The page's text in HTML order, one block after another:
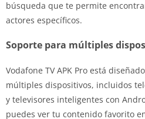
búsqueda que te permite
actores específicos.
Soporte para múltiples
Vodafone TV APK Pro está
múltiples dispositivos, incluidos
y televisores inteligentes con
puedes ver tu contenido favorito